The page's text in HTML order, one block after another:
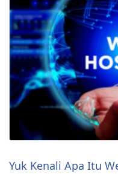
Yuk Kenali Apa Itu